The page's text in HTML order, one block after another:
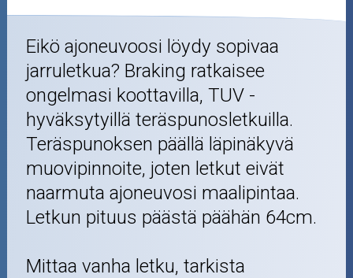
Eikö ajoneuvoosi löydy sopivaa
jarruletkua? Braking ratkaisee
ongelmasi koottavilla, TUV -
hyväksytyillä teräspunosletkuilla.
Teräspunoksen päällä läpinäkyvä
muovipinnoite, joten letkut eivät
naarmuta ajoneuvosi maalipintaa.
Letkun pituus päästä päähän 64cm.
Mittaa vanha letku, tarkista